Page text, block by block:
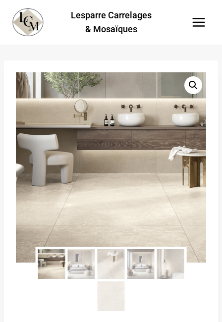
contenu
Lesparre Carrelages
& Mosaïques